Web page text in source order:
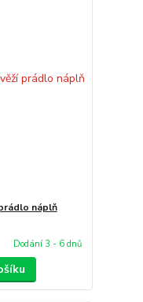
náplň
Dodání 3 - 6 dnů